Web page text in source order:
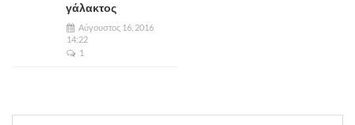
γάλακτος
Αύγουστος 16, 2016
14:22
1